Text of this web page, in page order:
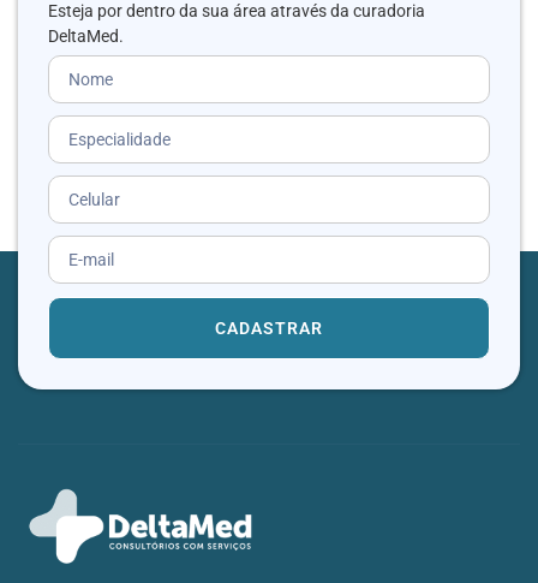
Esteja por dentro da sua área através da curadoria
DeltaMed.
CADASTRAR